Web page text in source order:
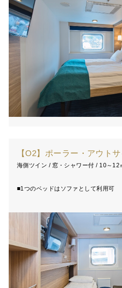
【O2】ポーラー・アウト
海側ツイン / 窓・シャワー付 / 10～12
■1つのベッドはソファとして利用可